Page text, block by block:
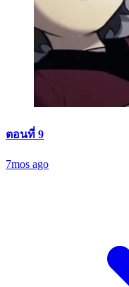
ตอนที่ 9
7mos ago